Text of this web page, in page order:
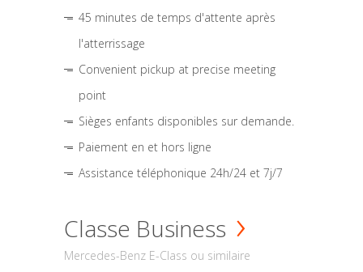
45 minutes de temps d'attente après
l'atterrissage
Convenient pickup at precise meeting
point
Sièges enfants disponibles sur demande.
Paiement en et hors ligne
Assistance téléphonique 24h/24 et 7j/7
Classe Business
Mercedes-Benz E-Class ou similaire